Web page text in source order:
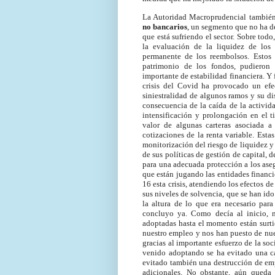
La Autoridad Macroprudencial
no bancarios , un segmento que no ha
que está sufriendo el sector. Sobre
la evaluación de la liquidez de los
permanente de los reembolsos.
patrimonio de los fondos, pudieron
importante de estabilidad financiera. Y
crisis del Covid ha provocado un
siniestralidad de algunos ramos y su
consecuencia de la caída de la
intensificación y prolongación en el
valor de algunas carteras
cotizaciones de la renta variable.
monitorización del riesgo de liquidez y
de sus políticas de gestión de capital,
para una adecuada protección a los
que están jugando las entidades
16 esta crisis, atendiendo los efectos
sus niveles de solvencia, que se han
la altura de lo que era necesario
concluyo ya. Como decía al inicio,
adoptadas hasta el momento están
nuestro empleo y nos han puesto de
gracias al importante esfuerzo de la
venido adoptando se ha evitado una
evitado también una destrucción de
adicionales. No obstante, aún